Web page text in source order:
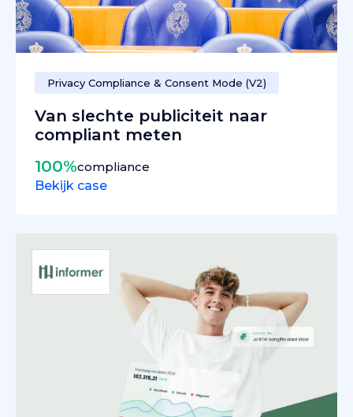
Privacy Compliance & Consent Mode (V2)
Van slechte publiciteit naar
compliant meten
100%compliance
Bekijk case